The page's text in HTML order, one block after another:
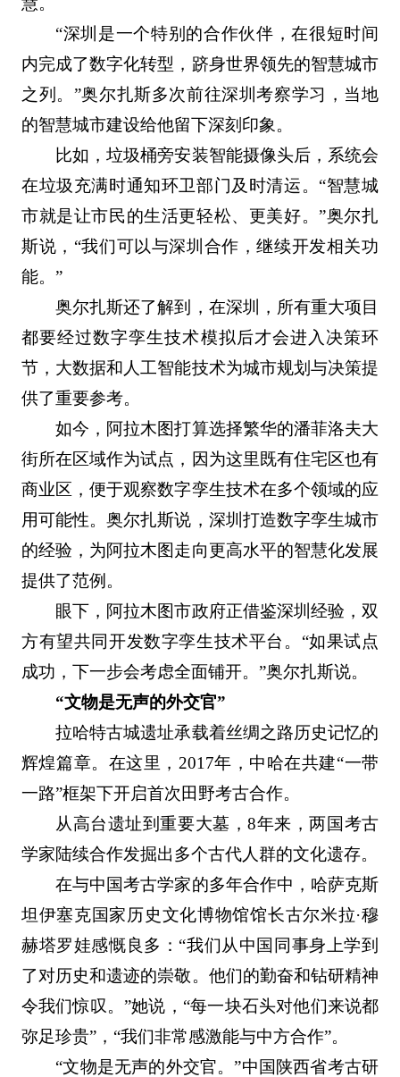
“深圳是一个特别的合作伙伴，在很短时间
内完成了数字化转型，跻身世界领先的智慧城市
之列。”奥尔扎斯多次前往深圳考察学习，当地
的智慧城市建设给他留下深刻印象。
比如，垃圾桶旁安装智能摄像头后，系统会
在垃圾充满时通知环卫部门及时清运。“智慧城
市就是让市民的生活更轻松、更美好。”奥尔扎
斯说，“我们可以与深圳合作，继续开发相关功
能。”
奥尔扎斯还了解到，在深圳，所有重大项目
都要经过数字孪生技术模拟后才会进入决策环
节，大数据和人工智能技术为城市规划与决策提
供了重要参考。
如今，阿拉木图打算选择繁华的潘菲洛夫大
街所在区域作为试点，因为这里既有住宅区也有
商业区，便于观察数字孪生技术在多个领域的应
用可能性。奥尔扎斯说，深圳打造数字孪生城市
的经验，为阿拉木图走向更高水平的智慧化发展
提供了范例。
眼下，阿拉木图市政府正借鉴深圳经验，双
方有望共同开发数字孪生技术平台。“如果试点
成功，下一步会考虑全面铺开。”奥尔扎斯说。
“文物是无声的外交官”
拉哈特古城遗址承载着丝绸之路历史记忆的
辉煌篇章。在这里，2017年，中哈在共建“一带
一路”框架下开启首次田野考古合作。
从高台遗址到重要大墓，8年来，两国考古
学家陆续合作发掘出多个古代人群的文化遗存。
在与中国考古学家的多年合作中，哈萨克斯
坦伊塞克国家历史文化博物馆馆长古尔米拉·穆
赫塔罗娃感慨良多：“我们从中国同事身上学到
了对历史和遗迹的崇敬。他们的勤奋和钻研精神
令我们惊叹。”她说，“每一块石头对他们来说都
弥足珍贵”，“我们非常感激能与中方合作”。
“文物是无声的外交官。”中国陕西省考古研